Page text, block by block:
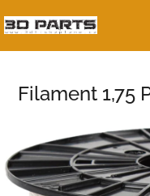
na
Filament 1,75